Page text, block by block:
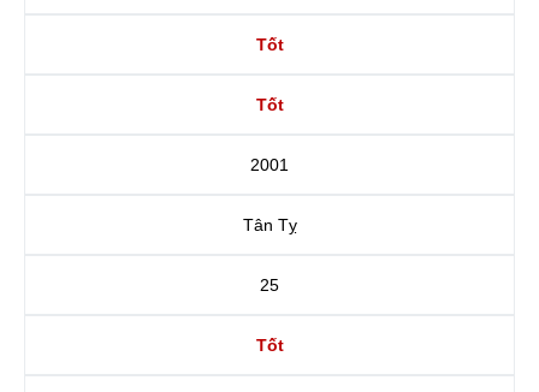
Tốt
Tốt
2001
Tân Tỵ
25
Tốt